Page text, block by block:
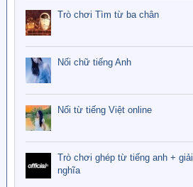
Trò chơi Tìm từ ba chân
Nối chữ tiếng Anh
Nối từ tiếng Việt online
Trò chơi ghép từ tiếng anh + giải
nghĩa